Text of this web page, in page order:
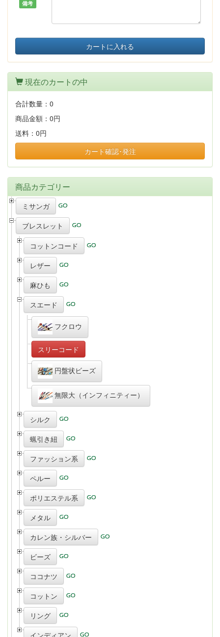
備考
カートに入れる
現在のカートの中
合計数量： 0
商品金額： 0円
送料： 0円
カート確認･発注
商品カテゴリー
ミサンガ
ブレスレット
コットンコード
レザー
麻ひも
スエード
フクロウ
スリーコード
円盤状ビーズ
無限大（インフィニティー）
シルク
蝋引き紐
ファッション系
ペルー
ポリエステル系
メタル
カレン族・シルバー
ビーズ
ココナツ
コットン
リング
インディアン